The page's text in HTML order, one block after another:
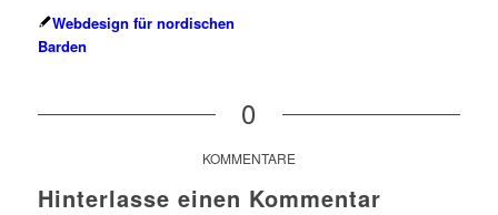
Webdesign für nordischen
Barden
0
KOMMENTARE
Hinterlasse einen Kommentar